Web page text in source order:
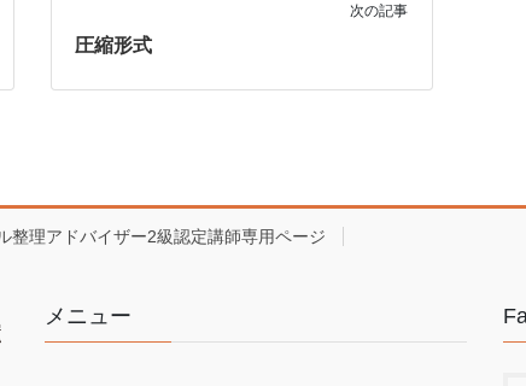
次の記事
圧縮形式
整理アドバイザー2級認定講師専用ページ
メニュー